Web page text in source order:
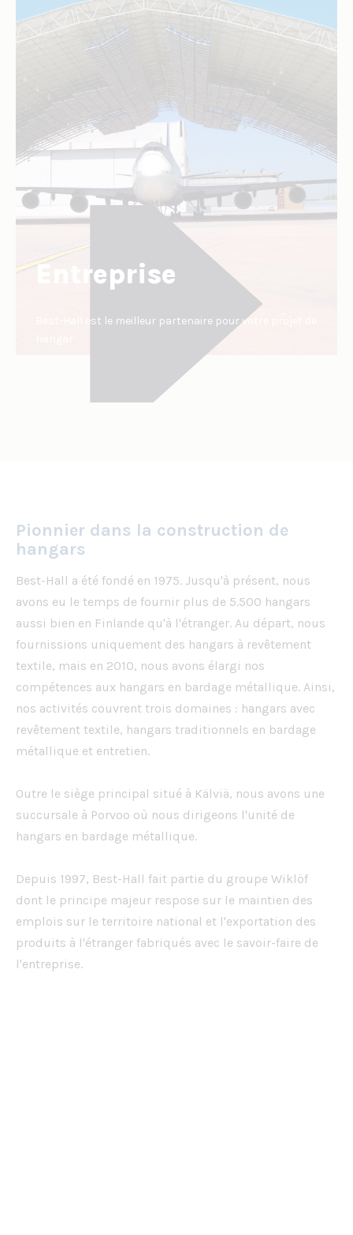
Entreprise
Best-Hall est le meilleur partenaire pour votre projet de
Pionnier dans la construction de
hangars
Best-Hall a été fondé en 1975. Jusqu'à présent, nous
avons eu le temps de fournir plus de 5.500 hangars
aussi bien en Finlande qu'à l'étranger. Au départ, nous
fournissions uniquement des hangars à revêtement
textile, mais en 2010, nous avons élargi nos
compétences aux hangars en bardage métallique. Ainsi,
nos activités couvrent trois domaines : hangars avec
revêtement textile, hangars traditionnels en bardage
métallique et entretien.
Outre le siège principal situé à Kälviä, nous avons une
succursale à Porvoo où nous dirigeons l'unité de
hangars en bardage métallique.
Depuis 1997, Best-Hall fait partie du groupe Wiklöf
dont le principe majeur respose sur le maintien des
emplois sur le territoire national et l'exportation des
produits à l'étranger fabriqués avec le savoir-faire de
l'entreprise.